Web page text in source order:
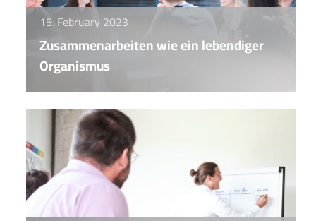
15. February 2023
Zusammenarbeiten wie ein lebendiger
Organismus